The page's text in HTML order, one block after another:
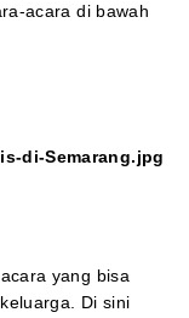
acara di bawah
yang bisa
Di sini